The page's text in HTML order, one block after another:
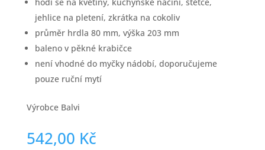
hodí se na květiny, kuchyňské náčiní, štětce,
jehlice na pletení, zkrátka na cokoliv
průměr hrdla 80 mm, výška 203 mm
baleno v pěkné krabičce
není vhodné do myčky nádobí, doporučujeme
pouze ruční mytí
Výrobce Balvi
542,00 Kč